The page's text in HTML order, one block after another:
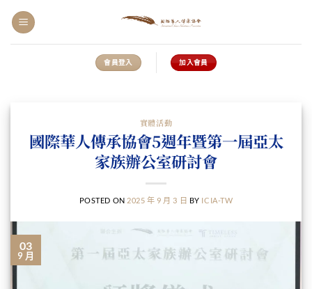
會員登入 加入會員
實體活動
國際華人傳承協會5週年暨第一屆亞太
家族辦公室研討會
POSTED ON 2025 年 9 月 3 日 BY ICIA-TW
03
9 月